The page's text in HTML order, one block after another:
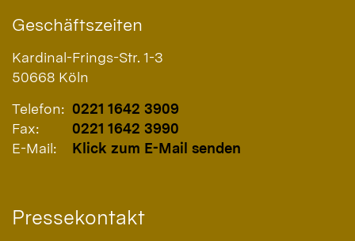
Geschäftszeiten
Kardinal-Frings-Str. 1-3
50668 Köln
Telefon: 0221 1642 3909
Fax:
0221 1642 3990
E-Mail:
Klick zum E-Mail senden
Pressekontakt